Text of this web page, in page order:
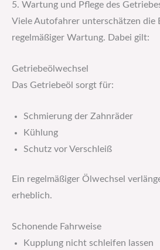
5. Wartung und Pflege des
Viele Autofahrer unterschätzen die
regelmäßiger Wartung. Dabei gilt:
Getriebeölwechsel
Das Getriebeöl sorgt für:
Schmierung der Zahnräder
Kühlung
Schutz vor Verschleiß
Ein regelmäßiger Ölwechsel
erheblich.
Schonende Fahrweise
Kupplung nicht schleifen lassen